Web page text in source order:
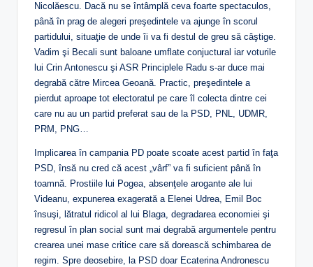
Nicolăescu. Dacă nu se întâmplă ceva foarte spectaculos,
până în prag de alegeri preşedintele va ajunge în scorul
partidului, situaţie de unde îi va fi destul de greu să câştige.
Vadim şi Becali sunt baloane umflate conjuctural iar voturile
lui Crin Antonescu şi ASR Principlele Radu s-ar duce mai
degrabă către Mircea Geoană. Practic, preşedintele a
pierdut aproape tot electoratul pe care îl colecta dintre cei
care nu au un partid preferat sau de la PSD, PNL, UDMR,
PRM, PNG…
Implicarea în campania PD poate scoate acest partid în faţa
PSD, însă nu cred că acest „vârf” va fi suficient până în
toamnă. Prostiile lui Pogea, absenţele arogante ale lui
Videanu, expunerea exagerată a Elenei Udrea, Emil Boc
însuşi, lătratul ridicol al lui Blaga, degradarea economiei şi
regresul în plan social sunt mai degrabă argumentele pentru
crearea unei mase critice care să dorească schimbarea de
regim. Spre deosebire, la PSD doar Ecaterina Andronescu